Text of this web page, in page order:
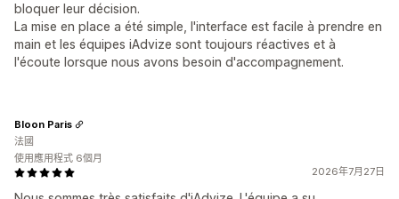
bloquer leur décision.
La mise en place a été simple, l'interface est facile à prendre en
main et les équipes iAdvize sont toujours réactives et à
l'écoute lorsque nous avons besoin d'accompagnement.
2026年7月27日
Bloon Paris
法國
使用應用程式 6個月